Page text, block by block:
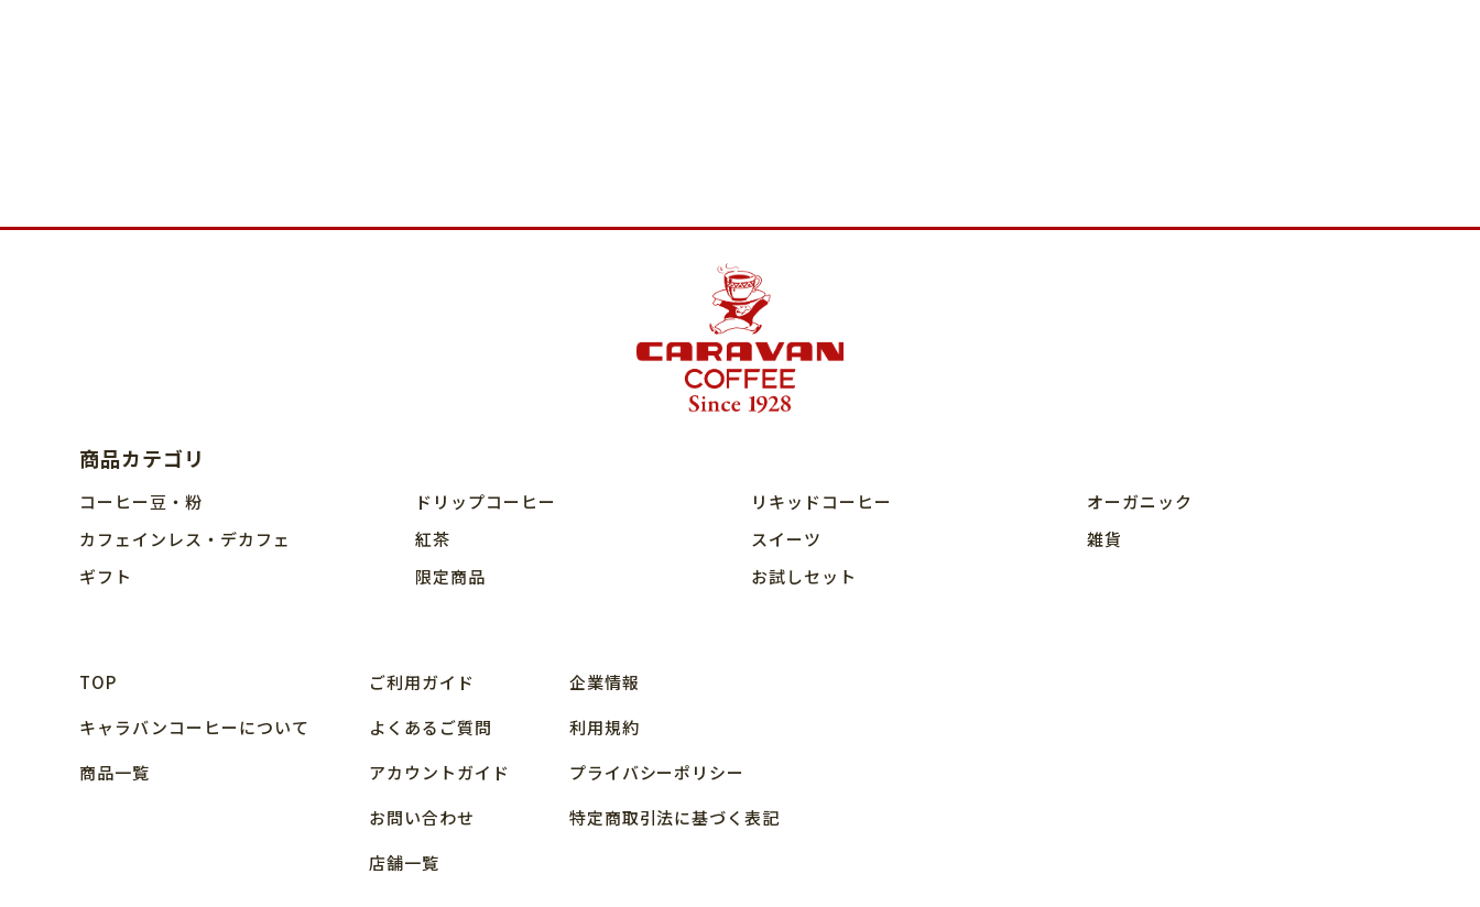
商品カテゴリ
コーヒー豆・粉 ドリップコーヒー リキッドコーヒー
オーガニック
カフェインレス・デカフェ
紅茶 スイーツ
雑貨
ギフト
限定商品 お試しセット
TOP
キャラバンコーヒーについて
商品⼀覧
ご利用ガイド
よくあるご質問
アカウントガイド
お問い合わせ
店舗⼀覧
企業情報
利用規約
プライバシーポリシー
特定商取引法に基づく表記